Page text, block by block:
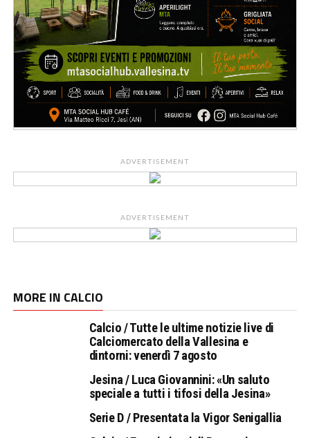
ADVERTISEMENT
ADVERTISEMENT
MORE IN CALCIO
Calcio / Tutte le ultime notizie live di
Calciomercato della Vallesina e
dintorni: venerdì 7 agosto
Jesina / Luca Giovannini: «Un saluto
speciale a tutti i tifosi della Jesina»
Serie D / Presentata la Vigor Senigallia